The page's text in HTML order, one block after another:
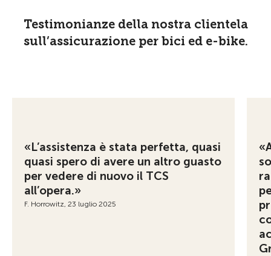
Testimonianze della nostra clientela
sull’assicurazione per bici ed e-bike.
«L’assistenza è stata perfetta, quasi
quasi spero di avere un altro guasto
per vedere di nuovo il TCS
all’opera.»
F. Horrowitz, 23 luglio 2025